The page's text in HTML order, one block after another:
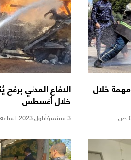
"الدفاع المدني" يُنفذ 143 مهمة خلال
خلال أغسطس
3 سبتمبر/أيلول 2023 الساعة . 01:09 م